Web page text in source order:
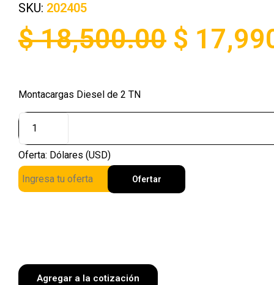
SKU: 202405
$18,500.00 $
Montacargas Diesel de 2 TN
Oferta: Dólares (USD)
Ofertar
Agregar a la cotización